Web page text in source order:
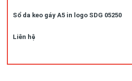
Sổ da keo gáy A5 in logo SDG 05250
Liên hệ